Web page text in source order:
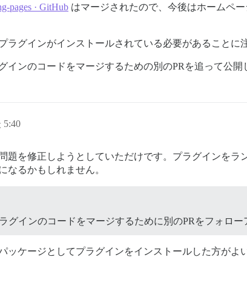
pages · GitHub はマージされたので、今後はホームペ
グインがインストールされている必要があることに
ンのコードをマージするための別のPRを追って公開
5:40
題を修正しようとしていただけです。プラグインをラ
なるかもしれません。
インのコードをマージするために別のPRをフォロー
ケージとしてプラグインをインストールした方がよ